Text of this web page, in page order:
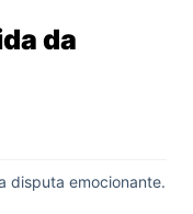
da
disputa emocionante.